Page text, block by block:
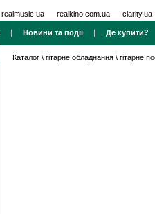
realmusic.ua realkino.com.ua clarity.ua
| Новини та події| Де купити?
Каталог \ гітарне обладнання \ гітарне